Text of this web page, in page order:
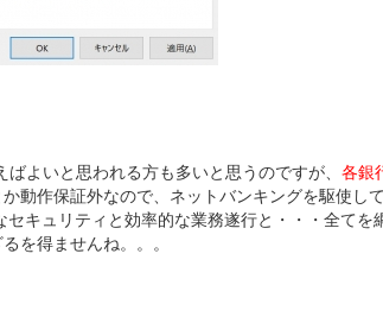
ばよいと思われる方も多いと思うのですが、 各銀
か動作保証外なので、ネットバンキングを駆使し
セキュリティと効率的な業務遂行と・・・全て
を得ませんね。。。